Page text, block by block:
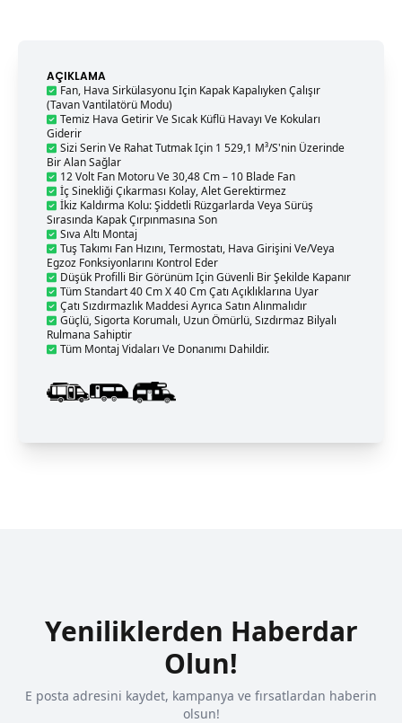
AÇIKLAMA
Fan, Hava Sirkülasyonu Için Kapak Kapalıyken Çalışır
(Tavan Vantilatörü Modu)
Temiz Hava Getirir Ve Sıcak Küflü Havayı Ve Kokuları
Giderir
Sizi Serin Ve Rahat Tutmak Için 1 529,1 M³/s'nin Üzerinde
Bir Alan Sağlar
12 Volt Fan Motoru Ve 30,48 Cm – 10 Blade Fan
İç Sinekliği Çıkarması Kolay, Alet Gerektirmez
İkiz Kaldırma Kolu: Şiddetli Rüzgarlarda Veya Sürüş
Sırasında Kapak Çırpınmasına Son
Sıva Altı Montaj
Tuş Takımı Fan Hızını, Termostatı, Hava Girişini Ve/veya
Egzoz Fonksiyonlarını Kontrol Eder
Düşük Profilli Bir Görünüm Için Güvenli Bir Şekilde Kapanır
Tüm Standart 40 Cm X 40 Cm Çatı Açıklıklarına Uyar
Çatı Sızdırmazlık Maddesi Ayrıca Satın Alınmalıdır
Güçlü, Sigorta Korumalı, Uzun Ömürlü, Sızdırmaz Bilyalı
Rulmana Sahiptir
Tüm Montaj Vidaları Ve Donanımı Dahildir.
Yeniliklerden Haberdar
Olun!
E posta adresini kaydet, kampanya ve fırsatlardan haberin
olsun!